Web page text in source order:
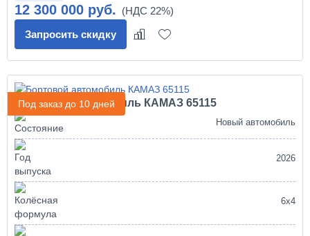
12 300 000 руб.
Запросить скидку
Под заказ до 10 дней
Бортовой автомобиль КАМАЗ 65115
Новый автомобиль
2026
6х4